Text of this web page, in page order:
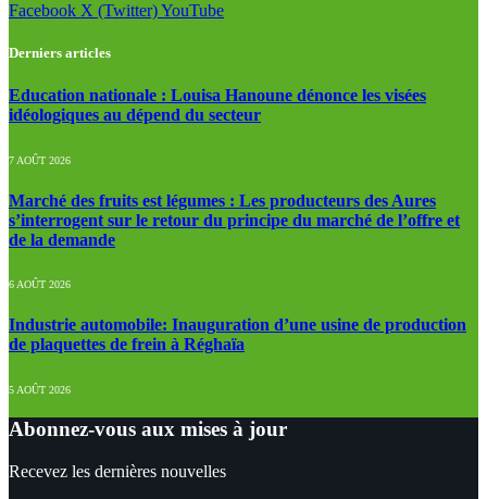
Facebook X (Twitter)YouTube
Derniers articles
Education nationale : Louisa Hanoune dénonce les visées
idéologiques au dépend du secteur
7 AOÛT 2026
Marché des fruits est légumes : Les producteurs des Aures
s’interrogent sur le retour du principe du marché de l’offre et
de la demande
6 AOÛT 2026
Industrie automobile: Inauguration d’une usine de production
de plaquettes de frein à Réghaïa
5 AOÛT 2026
Abonnez-vous aux mises à jour
Recevez les dernières nouvelles